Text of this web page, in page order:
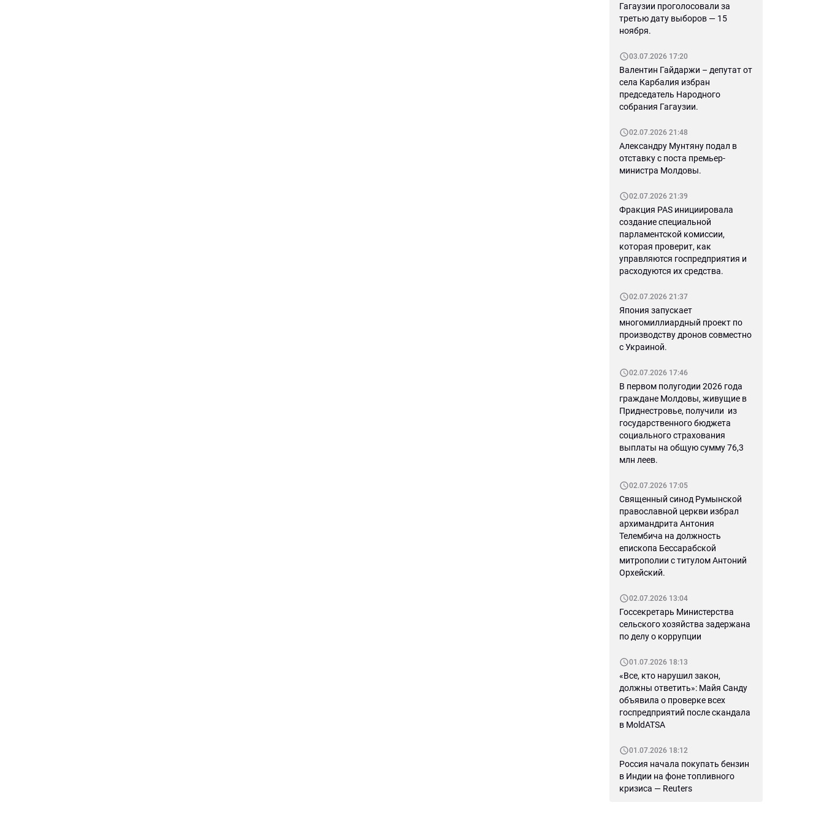
Гагаузии проголосовали за
третью дату выборов — 15
ноября.
03.07.2026 17:20
Валентин Гайдаржи – депутат от
села Карбалия избран
председатель Народного
собрания Гагаузии.
02.07.2026 21:48
Александру Мунтяну подал в
отставку с поста премьер-
министра Молдовы.
02.07.2026 21:39
Фракция PAS инициировала
создание специальной
парламентской комиссии,
которая проверит, как
управляются госпредприятия и
расходуются их средства.
02.07.2026 21:37
Япония запускает
многомиллиардный проект по
производству дронов совместно
с Украиной.
02.07.2026 17:46
В первом полугодии 2026 года
граждане Молдовы, живущие в
Приднестровье, получили из
государственного бюджета
социального страхования
выплаты на общую сумму 76,3
млн леев.
02.07.2026 17:05
Священный синод Румынской
православной церкви избрал
архимандрита Антония
Телембича на должность
епископа Бессарабской
митрополии с титулом Антоний
Орхейский.
02.07.2026 13:04
Госсекретарь Министерства
сельского хозяйства задержана
по делу о коррупции
01.07.2026 18:13
«Все, кто нарушил закон,
должны ответить»: Майя Санду
объявила о проверке всех
госпредприятий после скандала
в MoldATSA
01.07.2026 18:12
Россия начала покупать бензин
в Индии на фоне топливного
кризиса — Reuters